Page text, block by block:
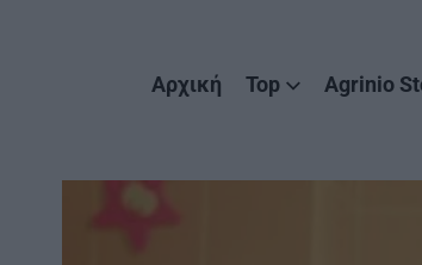
Αρχική Top Agrinio